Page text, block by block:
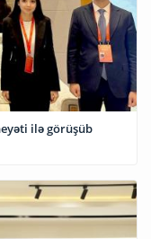
ilə görüşüb